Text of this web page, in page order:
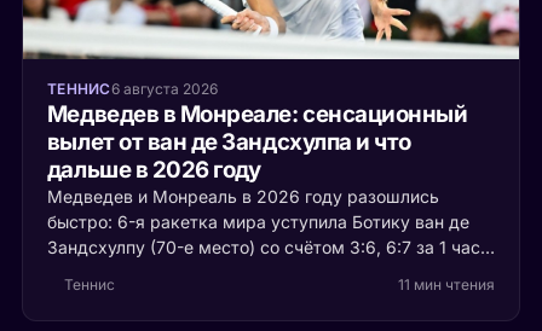
ТЕННИС6 августа 2026
Медведев в Монреале: сенсационный
вылет от ван де Зандсхулпа и что
дальше в 2026 году
Медведев и Монреаль в 2026 году разошлись
быстро: 6-я ракетка мира уступила Ботику ван де
Зандсхулпу (70-е место) со счётом 3:6, 6:7 за 1 час
Теннис 11 мин чтения